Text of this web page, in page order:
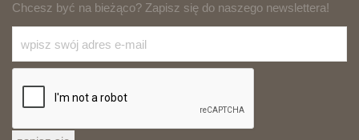
Chcesz być na bieżąco? Zapisz się do naszego newslettera!